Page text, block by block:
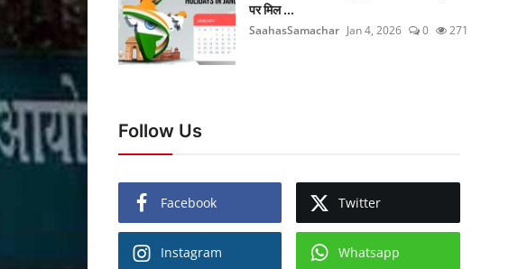
पर मिल ...
SaahasSamachar Jan 4, 2026 0 271
Follow Us
Facebook Twitter
Instagram Whatsapp